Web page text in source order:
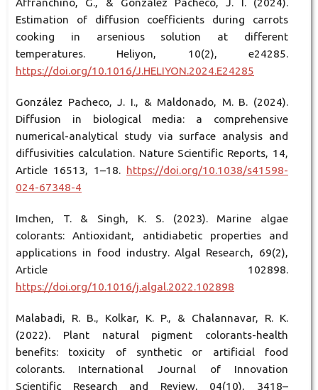
Affranchino, G., & González Pacheco, J. I. (2024).
Estimation of diffusion coefficients during carrots
cooking in arsenious solution at different
temperatures. Heliyon, 10(2), e24285.
https://doi.org/10.1016/J.HELIYON.2024.E24285
González Pacheco, J. I., & Maldonado, M. B. (2024).
Diffusion in biological media: a comprehensive
numerical-analytical study via surface analysis and
diffusivities calculation. Nature Scientific Reports, 14,
Article 16513, 1–18. https://doi.org/10.1038/s41598-
024-67348-4
Imchen, T. & Singh, K. S. (2023). Marine algae
colorants: Antioxidant, antidiabetic properties and
applications in food industry. Algal Research, 69(2),
Article 102898.
https://doi.org/10.1016/j.algal.2022.102898
Malabadi, R. B., Kolkar, K. P., & Chalannavar, R. K.
(2022). Plant natural pigment colorants-health
benefits: toxicity of synthetic or artificial food
colorants. International Journal of Innovation
Scientific Research and Review, 04(10), 3418–